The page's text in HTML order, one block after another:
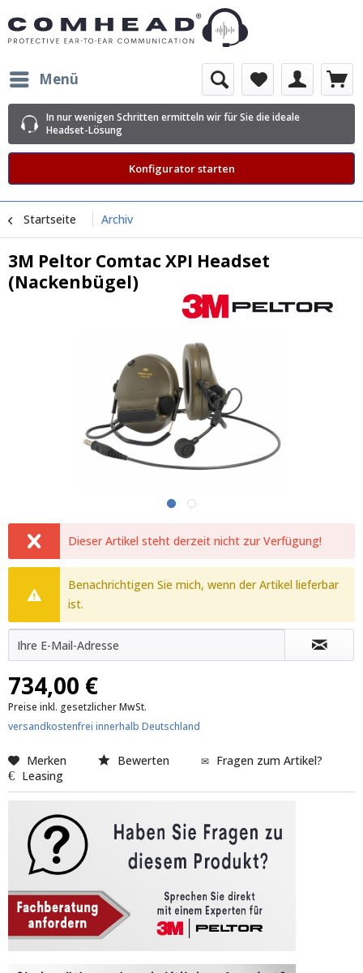
Menü
In nur wenigen Schritten ermitteln wir für Sie die ideale
Headset-Lösung
Konfigurator starten
Startseite Archiv
3M Peltor Comtac XPI Headset
(Nackenbügel)
Dieser Artikel steht derzeit nicht zur Verfügung!
Benachrichtigen Sie mich, wenn der Artikel lieferbar
ist.
734,00 €
Preise inkl. gesetzlicher MwSt.
versandkostenfrei innerhalb Deutschland
Merken Bewerten
Fragen zum Artikel?
Leasing